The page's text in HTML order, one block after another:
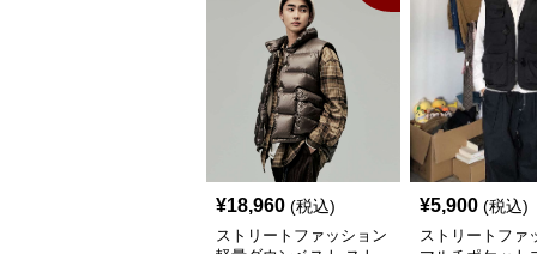
¥18,960 (税込)
ストリートファッション
¥5,900 (税込)
ストリートファ